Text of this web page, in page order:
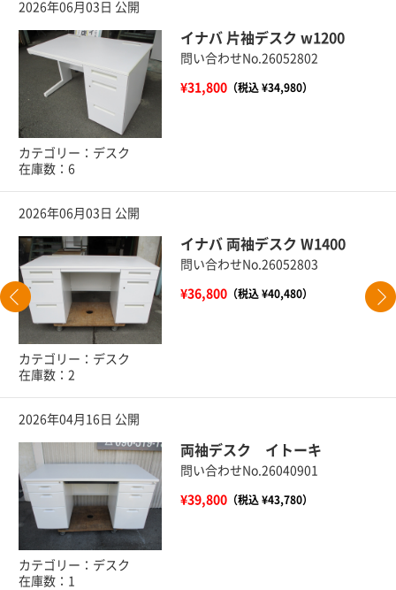
2026年06月03日 公開
イナバ 片袖デスク w1200
問い合わせNo.26052802
¥31,800（税込 ¥34,980）
カテゴリー：デスク
在庫数：6
2026年06月03日 公開
イナバ 両袖デスク W1400
問い合わせNo.26052803
¥36,800（税込 ¥40,480）
カテゴリー：デスク
在庫数：2
2026年04月16日 公開
両袖デスク イトーキ
問い合わせNo.26040901
¥39,800（税込 ¥43,780）
カテゴリー：デスク
在庫数：1